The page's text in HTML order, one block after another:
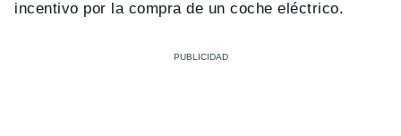
incentivo por la compra de un coche eléctrico.